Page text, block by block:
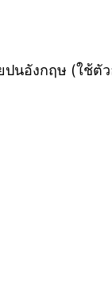
นอังกฤษ (ใช้